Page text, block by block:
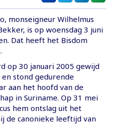
monseigneur Wilhelmus
is op woensdag 3 juni
Dat heeft het Bisdom
op 30 januari 2005 gewijd
stond gedurende
aan het hoofd van de
in Suriname. Op 31 mei
hem ontslag uit het
de canonieke leeftijd van